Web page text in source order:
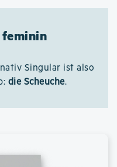
feminin
Singular ist also
die Scheuche.